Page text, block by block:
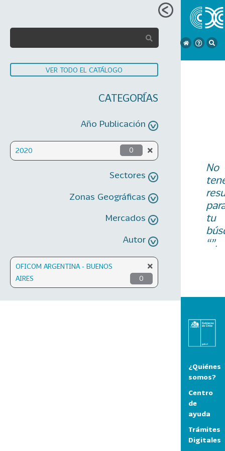
VER TODO EL CATÁLOGO
CATEGORÍAS
Año Publicación
2020 0
Sectores
Zonas Geográficas
Mercados
Autor
OFICOM ARGENTINA - BUENOS
AIRES
0
No
tu
“”.
¿Quiénes
somos?
Centro
de
ayuda
Trámites
Digitales